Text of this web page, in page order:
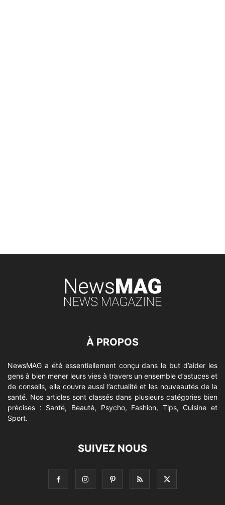
À PROPOS
NewsMAG a été essentiellement conçu dans le but d’aider les
gens à bien mener leurs vies à travers un ensemble d’astuces et
de conseils, elle couvre aussi l’actualité et les nouveautés de la
santé. Nos articles sont classés dans plusieurs catégories bien
précises : Santé, Beauté, Psycho, Fashion, Tips, Cuisine et
Sport.
SUIVEZ NOUS